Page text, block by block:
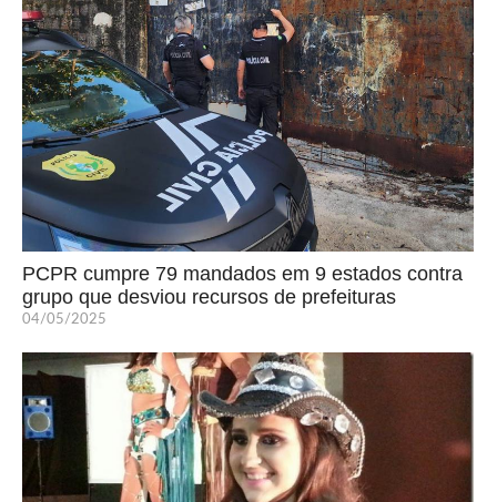
PCPR cumpre 79 mandados em 9 estados contra
grupo que desviou recursos de prefeituras
04/05/2025